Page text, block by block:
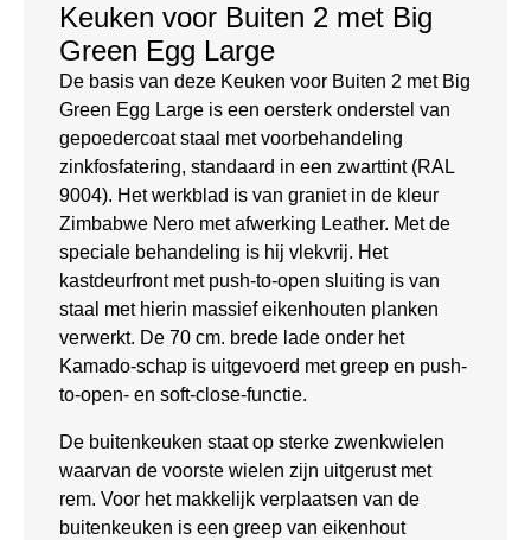
Keuken voor Buiten 2 met Big
Green Egg Large
De basis van deze Keuken voor Buiten 2 met Big
Green Egg Large is een oersterk onderstel van
gepoedercoat staal met voorbehandeling
zinkfosfatering, standaard in een zwarttint (RAL
9004). Het werkblad is van graniet in de kleur
Zimbabwe Nero met afwerking Leather. Met de
speciale behandeling is hij vlekvrij. Het
kastdeurfront met push-to-open sluiting is van
staal met hierin massief eikenhouten planken
verwerkt. De 70 cm. brede lade onder het
Kamado-schap is uitgevoerd met greep en push-
to-open- en soft-close-functie.
De buitenkeuken staat op sterke zwenkwielen
waarvan de voorste wielen zijn uitgerust met
rem. Voor het makkelijk verplaatsen van de
buitenkeuken is een greep van eikenhout